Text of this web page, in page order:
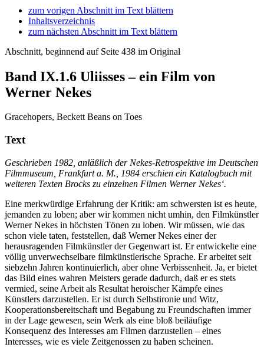
zum vorigen Abschnitt im Text blättern
Inhaltsverzeichnis
zum nächsten Abschnitt im Text blättern
Abschnitt, beginnend auf Seite 438 im Original
Band IX.1.6 Uliisses – ein Film von
Werner Nekes
Gracehopers, Beckett Beans on Toes
Text
Geschrieben 1982, anläßlich der Nekes-Retrospektive im Deutschen
Filmmuseum, Frankfurt a. M., 1984 erschien ein Katalogbuch mit
weiteren Texten Brocks zu einzelnen Filmen Werner Nekes‘.
Eine merkwürdige Erfahrung der Kritik: am schwersten ist es heute,
jemanden zu loben; aber wir kommen nicht umhin, den Filmkünstler
Werner Nekes in höchsten Tönen zu loben. Wir müssen, wie das
schon viele taten, feststellen, daß Werner Nekes einer der
herausragenden Filmkünstler der Gegenwart ist. Er entwickelte eine
völlig unverwechselbare filmkünstlerische Sprache. Er arbeitet seit
siebzehn Jahren kontinuierlich, aber ohne Verbissenheit. Ja, er bietet
das Bild eines wahren Meisters gerade dadurch, daß er es stets
vermied, seine Arbeit als Resultat heroischer Kämpfe eines
Künstlers darzustellen. Er ist durch Selbstironie und Witz,
Kooperationsbereitschaft und Begabung zu Freundschaften immer
in der Lage gewesen, sein Werk als eine bloß beiläufige
Konsequenz des Interesses am Filmen darzustellen – eines
Interesses, wie es viele Zeitgenossen zu haben scheinen.